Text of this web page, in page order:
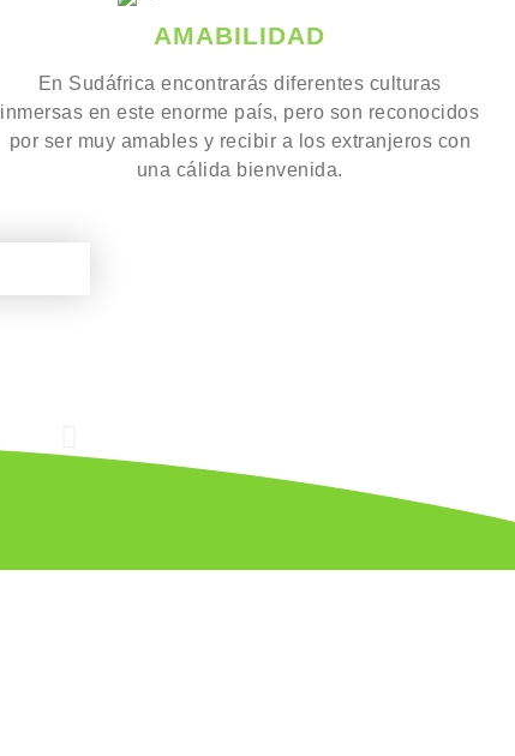
AMABILIDAD
En Sudáfrica encontrarás diferentes culturas
inmersas en este enorme país, pero son reconocidos
por ser muy amables y recibir a los extranjeros con
una cálida bienvenida.